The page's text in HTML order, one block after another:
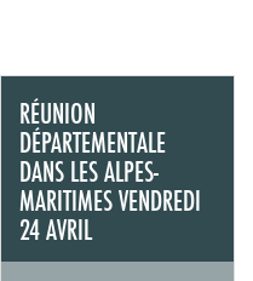
RÉUNION
DÉPARTEMENTALE
DANS LES ALPES-
MARITIMES VENDREDI
24 AVRIL